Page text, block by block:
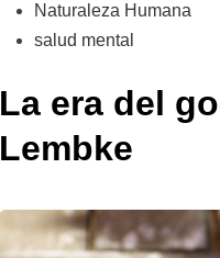
Naturaleza Humana
salud mental
La era del
Lembke